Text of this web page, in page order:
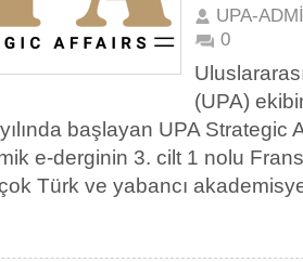
UPA-
0
(UPA)
başlayan UPA Strategic
e-derginin 3. cilt 1 nolu
Türk ve yabancı